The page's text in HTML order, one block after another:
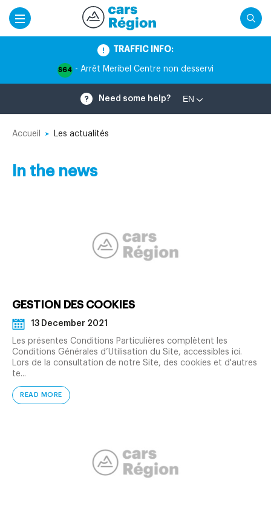
TRAFFIC INFO:
S64 - Arrêt Meribel Centre non desservi
Need some help? EN
Accueil Les actualités
In the news
GESTION DES COOKIES
13 December 2021
Les présentes Conditions Particulières complètent les
Conditions Générales d’Utilisation du Site, accessibles ici.
Lors de la consultation de notre Site, des cookies et d'autres
te...
READ MORE